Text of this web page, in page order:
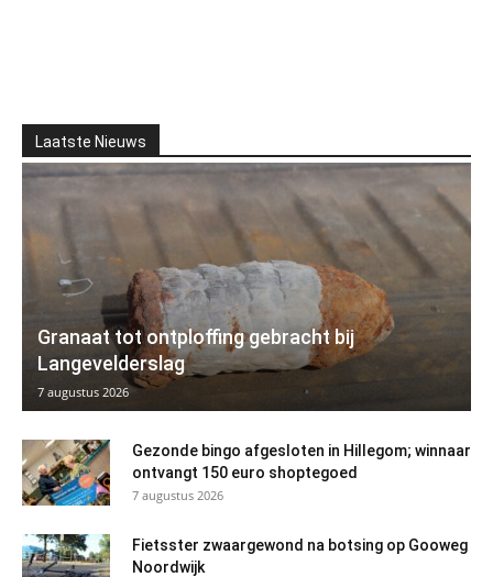
Laatste Nieuws
Granaat tot ontploffing gebracht bij
Langevelderslag
7 augustus 2026
Gezonde bingo afgesloten in Hillegom; winnaar
ontvangt 150 euro shoptegoed
7 augustus 2026
Fietsster zwaargewond na botsing op Gooweg
Noordwijk